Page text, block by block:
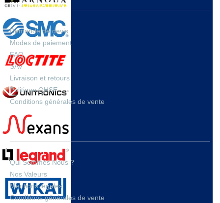
INFORMATIONS
Demande de devis
Modes de paiement
FAQ
SAV
Livraison et retours
Politique QHSE
Conditions générales de vente
A PROPOS
Qui Sommes Nous ?
Nos Valeurs
Mentions legales
Conditions générales de vente